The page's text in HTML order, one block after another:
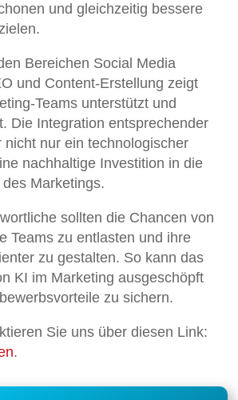
und gleichzeitig bessere
Bereichen Social Media
und Content-Erstellung zeigt
Teams unterstützt und
Die Integration entsprechender
nicht nur ein technologischer
nachhaltige Investition in die
Marketings.
sollten die Chancen von
Teams zu entlasten und ihre
zu gestalten. So kann das
KI im Marketing ausgeschöpft
zu sichern.
Sie uns über diesen Link:
.